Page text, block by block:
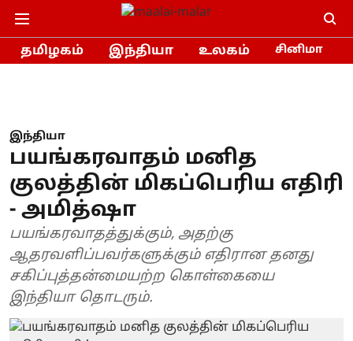
தமிழகம் இந்தியா உலகம் சினிமா
இந்தியா
பயங்கரவாதம் மனித
குலத்தின் மிகப்பெரிய எதிரி
- அமித்ஷா
பயங்கரவாதத்துக்கும், அதற்கு
ஆதரவளிப்பவர்களுக்கும் எதிரான தனது
சகிப்புத்தன்மையற்ற கொள்கையை
இந்தியா தொடரும்.